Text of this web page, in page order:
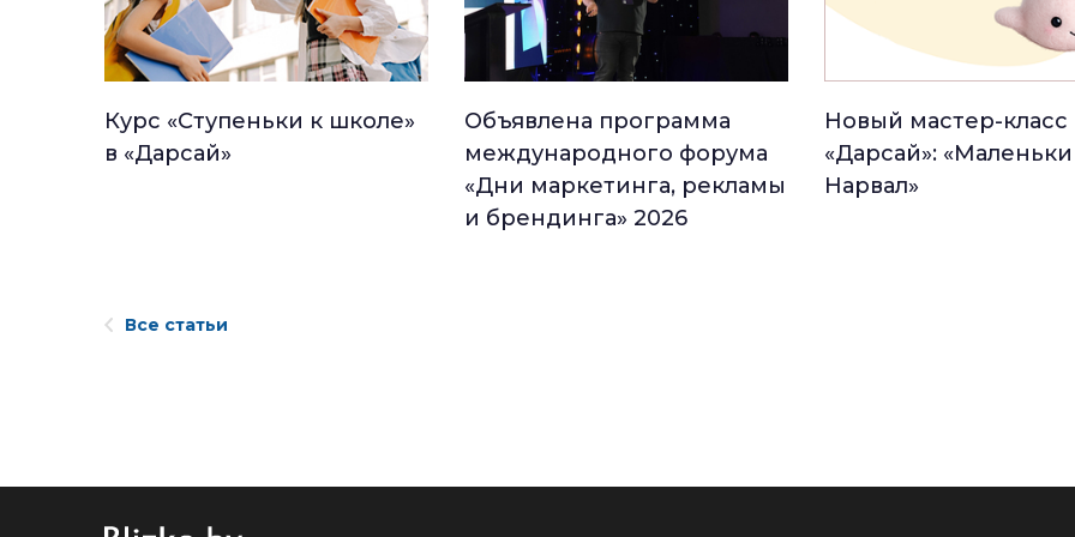
Курс «Ступеньки к школе»
в «Дарсай»
Объявлена программа
международного форума
«Дни маркетинга, рекламы
и брендинга» 2026
Новый мастер-класс
«Дарсай»:
Нарвал»
Все статьи